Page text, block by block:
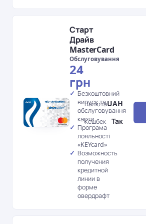
Старт
Драйв
MasterCard
Обслуговування
24
грн
Безкоштовний
випуск та
обслуговування
карти
Програма
лояльності
«KEYcard»
Возможность
получения
кредитной
линии в
форме
овердрафт
ВалютаUAH
Кешбек Так